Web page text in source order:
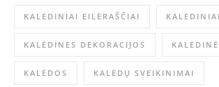
KALĖDINIAI EILĖRAŠČIAI
KALĖDINĖS DEKORACIJOS
KALĖDOS KALĖDŲ SVEIKINIMAI